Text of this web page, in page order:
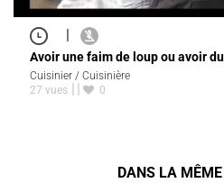
|
Avoir une faim de loup ou avoir
Cuisinier / Cuisinière
27 vues
0
DANS LA